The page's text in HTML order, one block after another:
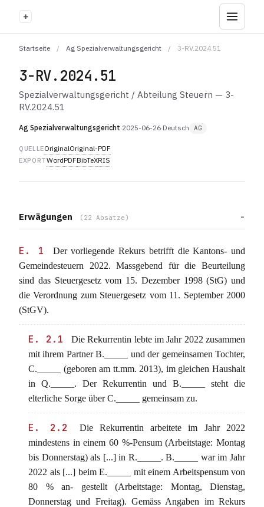
+
Startseite / Ag Spezialverwaltungsgericht / 3-RV.2024.51
3-RV.2024.51
Spezialverwaltungsgericht / Abteilung Steuern — 3-
RV.2024.51
Ag Spezialverwaltungsgericht·2025-06-26·Deutsch AG
QUELLEOriginalOriginal-PDF
EXPORTWordPDFBibTeXRIS
Erwägungen (22 Absätze)
E. 1
Der vorliegende Rekurs betrifft die Kantons- und
Gemeindesteuern 2022. Massgebend für die Beurteilung
sind das Steuergesetz vom 15. Dezember 1998 (StG) und
die Verordnung zum Steuergesetz vom 11. September 2000
(StGV).
E. 2.1
Die Rekurrentin lebte im Jahr 2022 zusammen
mit ihrem Partner B._____ und der gemeinsamen Tochter,
C._____ (geboren am tt.mm. 2013), im gleichen Haushalt
in Q._____. Der Rekurrentin und B._____ steht die
elterliche Sorge über C._____ gemeinsam zu.
E. 2.2
Die Rekurrentin arbeitete im Jahr 2022
mindestens in einem 60 %-Pensum (Arbeitstage: Montag
bis Donnerstag) als [...] in R._____. B._____ war im Jahr
2022 als [...] beim E._____ mit einem Arbeitspensum von
80 % an- gestellt (Arbeitstage: Montag, Dienstag,
Donnerstag und Freitag). Gemäss Angaben im Rekurs